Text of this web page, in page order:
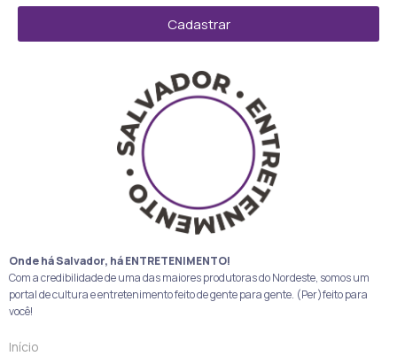
Cadastrar
Onde há Salvador, há ENTRETENIMENTO!
Com a credibilidade de uma das maiores produtoras do Nordeste, somos um
portal de cultura e entretenimento feito de gente para gente. (Per)feito para
você!
Início